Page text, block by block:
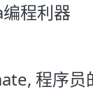
程利器
程序员